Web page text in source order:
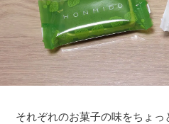
それぞれのお菓子の味をちょ